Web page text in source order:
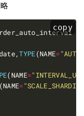
copy
TYPE(NAME=
(NAME=
(NAME=